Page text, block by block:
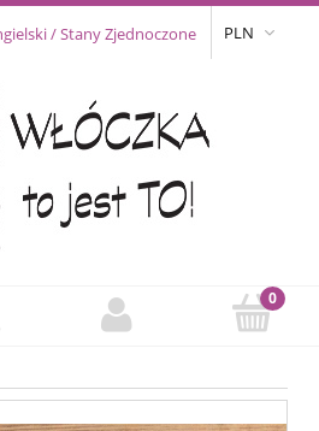
PLN